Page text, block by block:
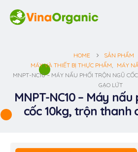
HOME
SẢN PHẨM
MÁY VÀ THIẾT BỊ THỰC PHẨM, MÁY
MNPT-NC10 – MÁY NẤU PHỐI TRỘN NGŨ
GẠO LỨT
MNPT-NC10 – Máy
cốc 10kg, trộn thanh